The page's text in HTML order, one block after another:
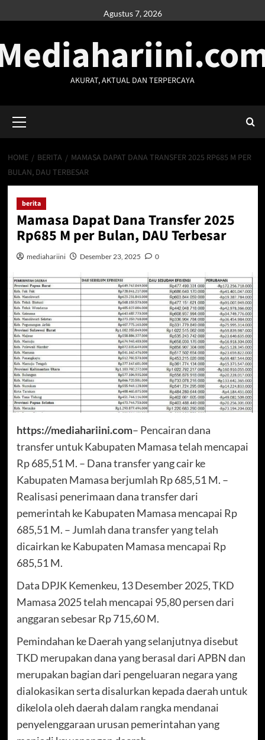
to
Agustus 7, 2026
AKURAT, AKTUAL DAN TERPERCAYA
Menu
HOME BERITA
MAMASA DAPAT DANA TRANSFER 2025 RP685 M PER
BULAN, DAU TERBESAR
berita
Mamasa Dapat Dana Transfer 2025
Rp685 M per Bulan, DAU Terbesar
mediahariini Desember 23, 2025 0
https://mediahariini.com– Pencairan dana
transfer untuk Kabupaten Mamasa telah mencapai
Rp 685,51 M. – Dana transfer yang cair ke
Kabupaten Mamasa berjumlah Rp 685,51 M. –
Realisasi penerimaan dana transfer dari
pemerintah ke Kabupaten Mamasa mencapai Rp
685,51 M. – Jumlah dana transfer yang telah
dicairkan ke Kabupaten Mamasa mencapai Rp
685,51 M.
Data DPJK Kemenkeu, 13 Desember 2025, TKD
Mamasa 2025 telah mencapai 95,80 persen dari
anggaran sebesar Rp 715,60 M.
Pemindahan ke Daerah yang selanjutnya disebut
TKD merupakan dana yang berasal dari APBN dan
merupakan bagian dari pengeluaran negara yang
dialokasikan serta disalurkan kepada daerah untuk
dikelola oleh daerah dalam rangka mendanai
penyelenggaraan urusan pemerintahan yang